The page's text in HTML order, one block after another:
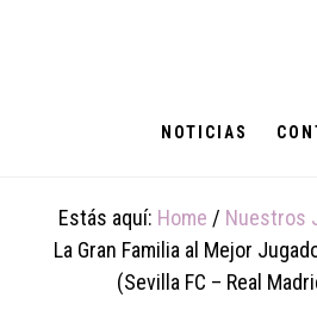
NOTICIAS
Estás aquí: Home / Nuestros
La Gran Familia al Mejor
(Sevilla FC – Real